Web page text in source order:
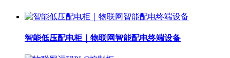
智能低压配电柜｜物联网智能配电终端设备